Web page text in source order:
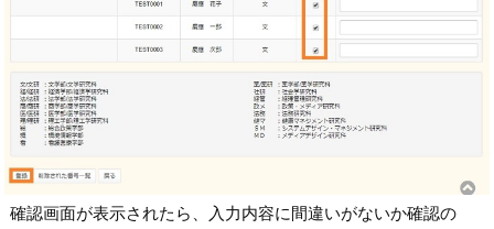
確認画面が表示されたら、入力内容に間違いがないか確認の